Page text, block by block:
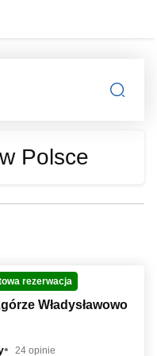
Polsce
rezerwacja
Władysławowo
24 opinie